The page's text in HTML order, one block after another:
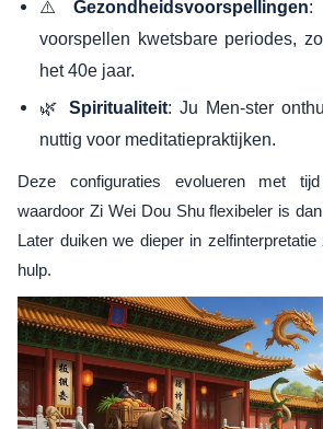
⚠️ Gezondheidsvoorspellingen:
voorspellen kwetsbare periodes,
het 40e jaar.
🌿 Spiritualiteit: Ju Men-ster
nuttig voor meditatiepraktijken.
Deze configuraties evolueren met
waardoor Zi Wei Dou Shu flexibeler is
Later duiken we dieper in
hulp.